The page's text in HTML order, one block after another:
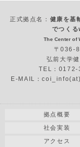
正式拠点名： 健康を基
でつく
The Center of
〒036-
弘前大学
TEL：
E-MAIL：
拠点概要
社会実装
アクセス